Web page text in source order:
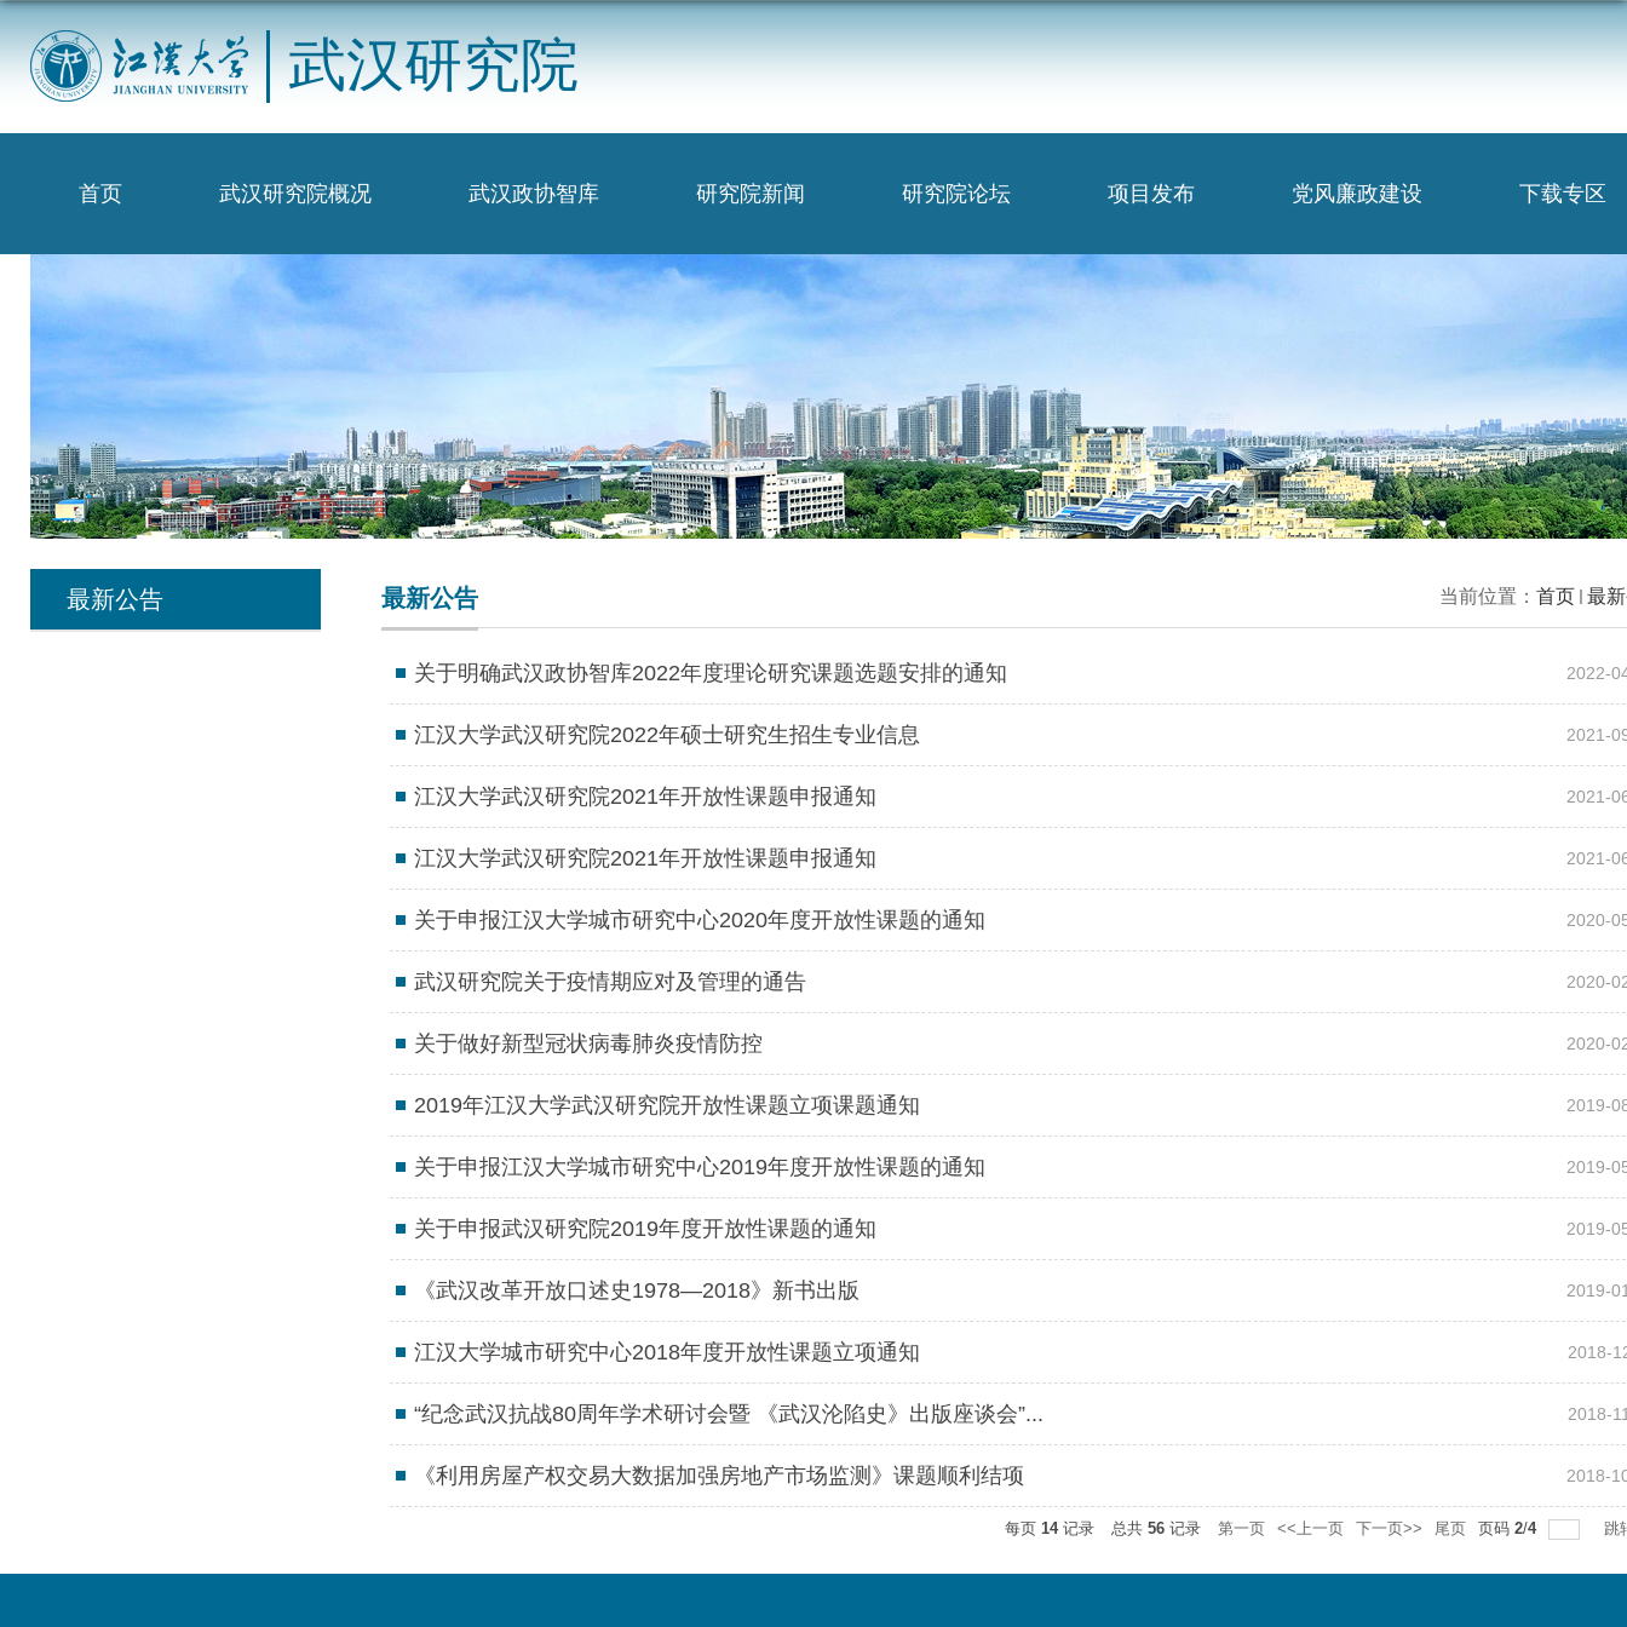
武汉研究院
首页 武汉研究院概况 武汉政协智库 研究院新闻 研究院论坛 项目发布 党风廉政建设 下载专区
最新公告 当前位置： 首页 最
最新公告
关于明确武汉政协智库2022年度理论研究课题选题安排的通知 2022-
江汉大学武汉研究院2022年硕士研究生招生专业信息 2021-
江汉大学武汉研究院2021年开放性课题申报通知 2021-
江汉大学武汉研究院2021年开放性课题申报通知 2021-
关于申报江汉大学城市研究中心2020年度开放性课题的通知 2020-
武汉研究院关于疫情期应对及管理的通告 2020-
关于做好新型冠状病毒肺炎疫情防控 2020-
2019年江汉大学武汉研究院开放性课题立项课题通知 2019-
关于申报江汉大学城市研究中心2019年度开放性课题的通知 2019-
关于申报武汉研究院2019年度开放性课题的通知 2019-
《武汉改革开放口述史1978—2018》新书出版 2019-
江汉大学城市研究中心2018年度开放性课题立项通知 2018-
“纪念武汉抗战80周年学术研讨会暨 《武汉沦陷史》出版座谈会”... 2018-
《利用房屋产权交易大数据加强房地产市场监测》课题顺利结项 2018-
每页 14记录 总共 56 记录 第一页 <<上一页 下一页>> 尾页 页码 2/4 跳